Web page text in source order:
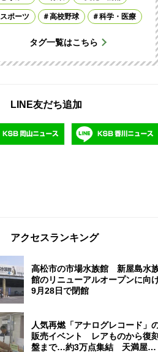
スポーツ 高校野球 科学・医療
タグ一覧はこちら
LINE友だち追加
アクセスランキング
高松市の市場水族館 新屋島水
館のリニューアルオープンに向
9月28日で閉館
人気再燃「アナログレコード」
販売イベント レアものから復刻
盤まで…約3万点集結 天満屋岡